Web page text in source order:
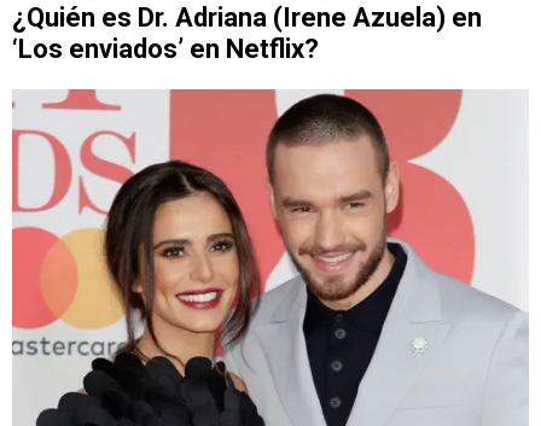
¿Quién es Dr. Adriana (Irene Azuela) en
‘Los enviados’ en Netflix?